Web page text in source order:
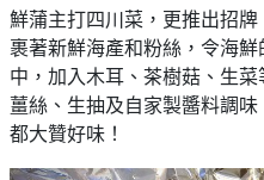
鮮蒲主打四川菜，更推出招
裹著新鮮海產和粉絲，令海
中，加入木耳、茶樹菇、生
薑絲、生抽及自家製醬料調
都大贊好味！